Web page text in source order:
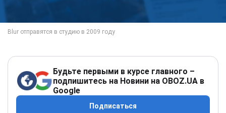
Будьте первыми в курсе главного –
подпишитесь на Новини на OBOZ.UA в
Google
Подписаться